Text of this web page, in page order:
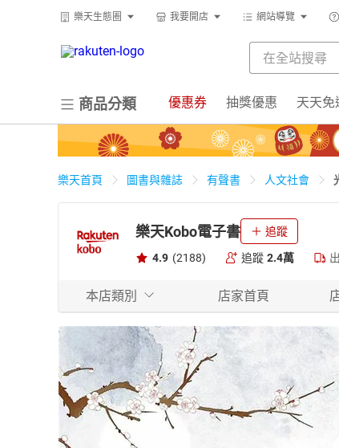
樂天生態圈 我要開店 網站導覽
商品分類 優惠券 抽獎優惠 天天免
樂天首頁 圖書與雜誌 有聲書 人文社會
樂天Kobo電子書 追蹤
4.9 (2188) 追蹤 2.4萬
本店類別 店家首頁